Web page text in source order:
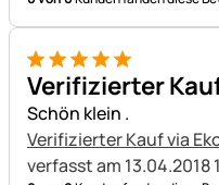
5 von 5
Verifizierter
Schön klein .
Verifizierter Kauf via
verfasst am 13.04.2018